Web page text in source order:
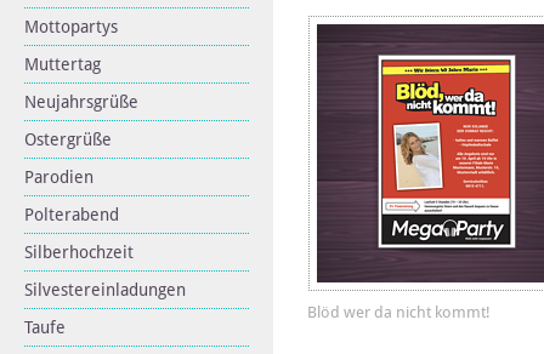
Mottopartys
Muttertag
Neujahrsgrüße
Ostergrüße
Parodien
Polterabend
Silberhochzeit
Silvestereinladungen
Taufe
Blöd wer da nicht kommt!